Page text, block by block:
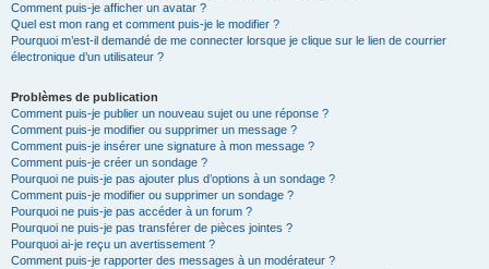
Comment puis-je afficher un avatar ?
Quel est mon rang et comment puis-je le modifier ?
Pourquoi m’est-il demandé de me connecter lorsque je clique sur le lien de courrier
électronique d’un utilisateur ?
Problèmes de publication
Comment puis-je publier un nouveau sujet ou une réponse ?
Comment puis-je modifier ou supprimer un message ?
Comment puis-je insérer une signature à mon message ?
Comment puis-je créer un sondage ?
Pourquoi ne puis-je pas ajouter plus d’options à un sondage ?
Comment puis-je modifier ou supprimer un sondage ?
Pourquoi ne puis-je pas accéder à un forum ?
Pourquoi ne puis-je pas transférer de pièces jointes ?
Pourquoi ai-je reçu un avertissement ?
Comment puis-je rapporter des messages à un modérateur ?